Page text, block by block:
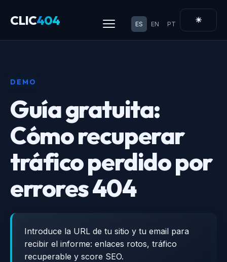
CLIC404 ES EN PT ☀
DEMO
Guía gratuita:
Cómo recuperar
tráfico perdido por
errores 404
Introduce la URL de tu sitio y tu email para
recibir el informe: enlaces rotos, tráfico
recuperable y score SEO.